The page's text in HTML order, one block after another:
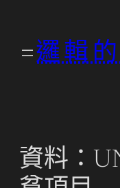
邏輯
資料：